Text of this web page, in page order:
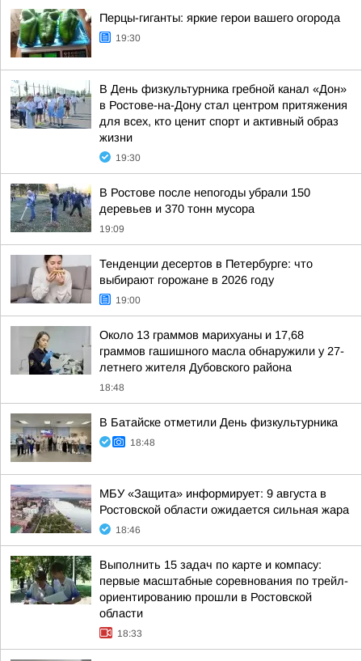
Перцы-гиганты: яркие герои вашего огорода
19:30
В День физкультурника гребной канал «Дон»
в Ростове-на-Дону стал центром притяжения
для всех, кто ценит спорт и активный образ
жизни
19:30
В Ростове после непогоды убрали 150
деревьев и 370 тонн мусора
19:09
Тенденции десертов в Петербурге: что
выбирают горожане в 2026 году
19:00
Около 13 граммов марихуаны и 17,68
граммов гашишного масла обнаружили у 27-
летнего жителя Дубовского района
18:48
В Батайске отметили День физкультурника
18:48
МБУ «Защита» информирует: 9 августа в
Ростовской области ожидается сильная жара
18:46
Выполнить 15 задач по карте и компасу:
первые масштабные соревнования по трейл-
ориентированию прошли в Ростовской
области
18:33